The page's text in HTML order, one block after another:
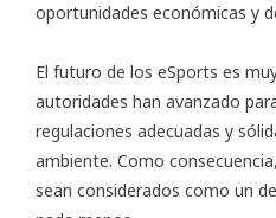
oportunidades económicas y
El futuro de los eSports es
autoridades han avanzado
regulaciones adecuadas y
ambiente. Como
sean considerados como un